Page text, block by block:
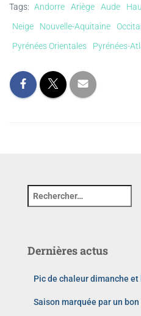
Tags: Andorre Ariège Aude
Neige
Nouvelle-Aquitaine
Pyrénées Orientales
Pyrénées-
Dernières actus
Pic de chaleur dimanche et
Saison marquée par un